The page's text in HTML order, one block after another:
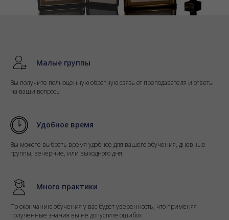
Малые группы
Вы получите полноценную обратную связь от преподавателя и ответы
на ваши вопросы
Удобное время
Вы можете выбрать время удобное для вашего обучения, дневные
группы, вечерние, или выходного дня
Много практики
По окончанию обучения у вас будет уверенность, что применяя
полученные знания вы не допустите ошибок